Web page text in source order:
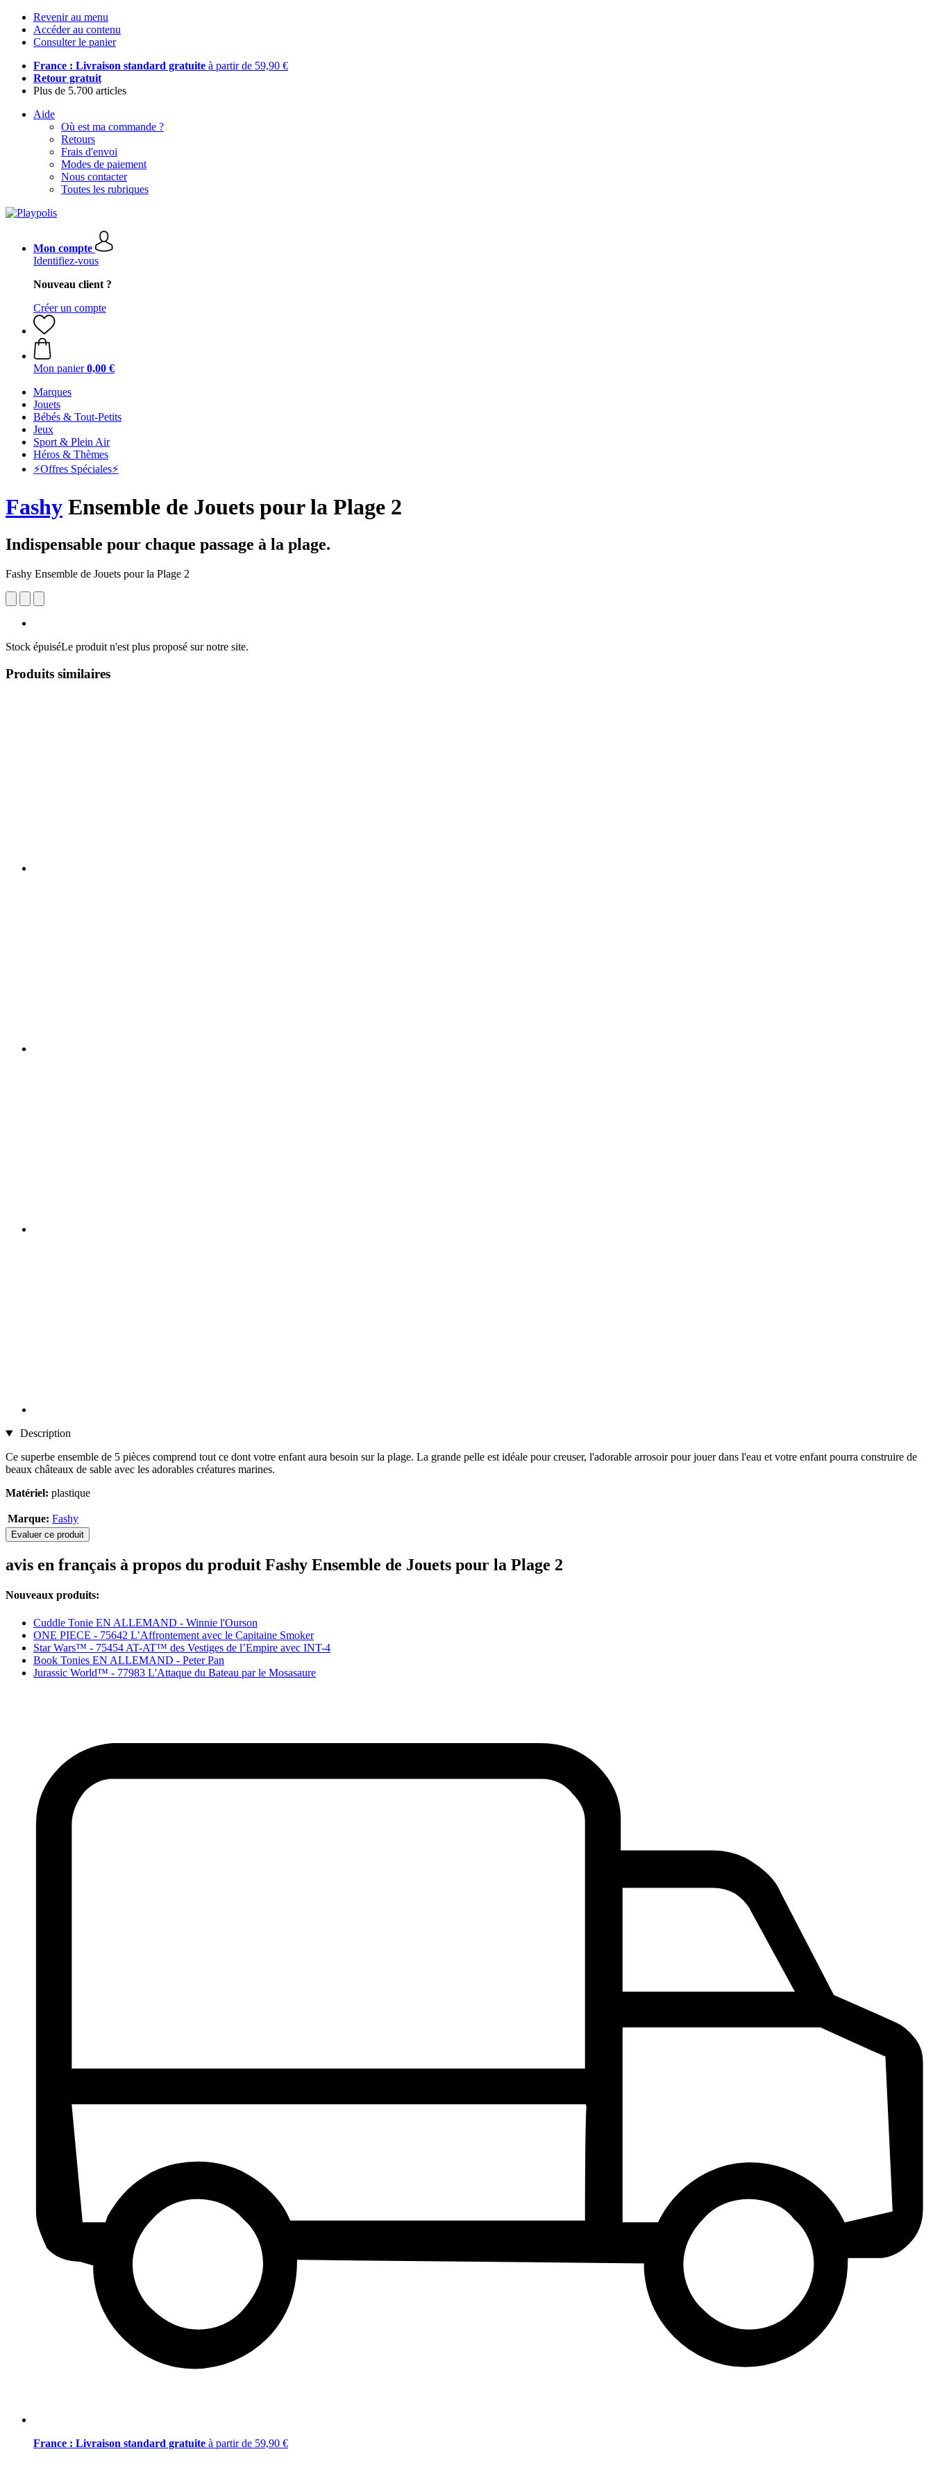
Revenir au menu
Accéder au contenu
Consulter le panier
France : Livraison standard gratuite à partir de 59,90 €
Retour gratuit
Plus de 5.700 articles
Aide
Où est ma commande ?
Retours
Frais d'envoi
Modes de paiement
Nous contacter
Toutes les rubriques
Mon compte
Identifiez-vous
Nouveau client ?
Créer un compte
Mon panier 0,00 €
Marques
Jouets
Bébés & Tout-Petits
Jeux
Sport & Plein Air
Héros & Thèmes
⚡️Offres Spéciales⚡️
Fashy Ensemble de Jouets pour la Plage 2
Indispensable pour chaque passage à la plage.
Fashy Ensemble de Jouets pour la Plage 2
Stock épuiséLe produit n'est plus proposé sur notre site.
Produits similaires
Description
Ce superbe ensemble de 5 pièces comprend tout ce dont votre enfant aura besoin sur la plage. La grande pelle est idéale pour creuser, l'adorable arrosoir pour jouer dans l'eau et votre enfant pourra construire de
beaux châteaux de sable avec les adorables créatures marines.
Matériel: plastique
Marque: Fashy
Evaluer ce produit
avis en français à propos du produit Fashy Ensemble de Jouets pour la Plage 2
Nouveaux produits:
Cuddle Tonie EN ALLEMAND - Winnie l'Ourson
ONE PIECE - 75642 L’Affrontement avec le Capitaine Smoker
Star Wars™ - 75454 AT-AT™ des Vestiges de l’Empire avec INT-4
Book Tonies EN ALLEMAND - Peter Pan
Jurassic World™ - 77983 L'Attaque du Bateau par le Mosasaure
France : Livraison standard gratuite à partir de 59,90 €